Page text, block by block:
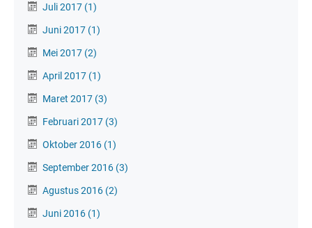
Juli 2017 (1)
Juni 2017 (1)
Mei 2017 (2)
April 2017 (1)
Maret 2017 (3)
Februari 2017 (3)
Oktober 2016 (1)
September 2016 (3)
Agustus 2016 (2)
Juni 2016 (1)